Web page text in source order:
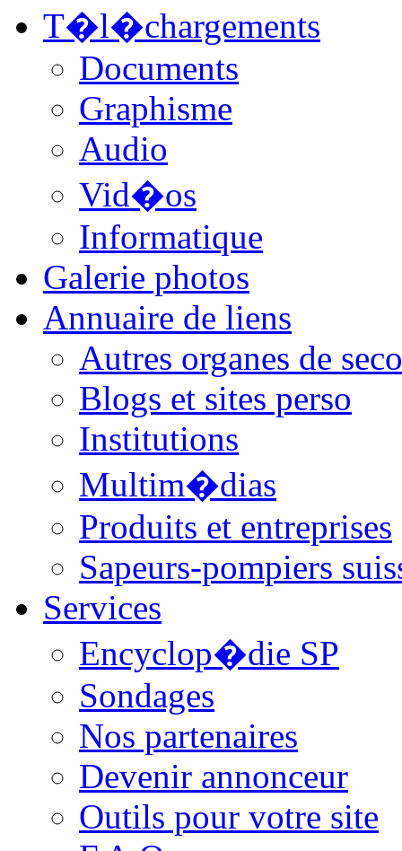
T�l�chargements
Documents
Graphisme
Audio
Vid�os
Informatique
Galerie photos
Annuaire de liens
Autres organes de
Blogs et sites perso
Institutions
Multim�dias
Produits et entreprises
Sapeurs-pompiers
Services
Encyclop�die SP
Sondages
Nos partenaires
Devenir annonceur
Outils pour votre site